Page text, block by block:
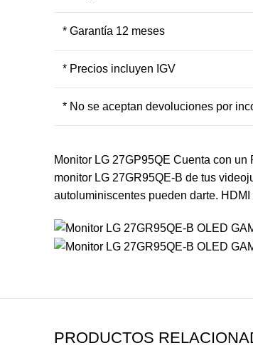
* Garantía 12 meses
* Precios incluyen IGV
* No se aceptan devoluciones por
Monitor LG 27GP95QE Cuenta con
monitor LG 27GR95QE-B de tus
autoluminiscentes pueden darte.
PRODUCTOS